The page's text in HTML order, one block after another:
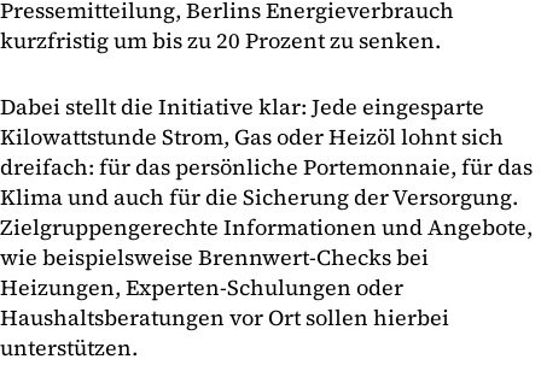
Pressemitteilung, Berlins Energieverbrauch
kurzfristig um bis zu 20 Prozent zu senken.
Dabei stellt die Initiative klar: Jede eingesparte
Kilowattstunde Strom, Gas oder Heizöl lohnt sich
dreifach: für das persönliche Portemonnaie, für das
Klima und auch für die Sicherung der Versorgung.
Zielgruppengerechte Informationen und Angebote,
wie beispielsweise Brennwert-Checks bei
Heizungen, Experten-Schulungen oder
Haushaltsberatungen vor Ort sollen hierbei
unterstützen.